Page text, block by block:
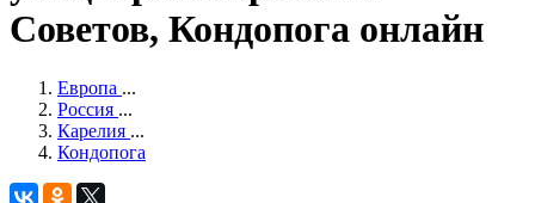
Советов, Кондопога онлайн
Европа ...
Россия ...
Карелия ...
Кондопога